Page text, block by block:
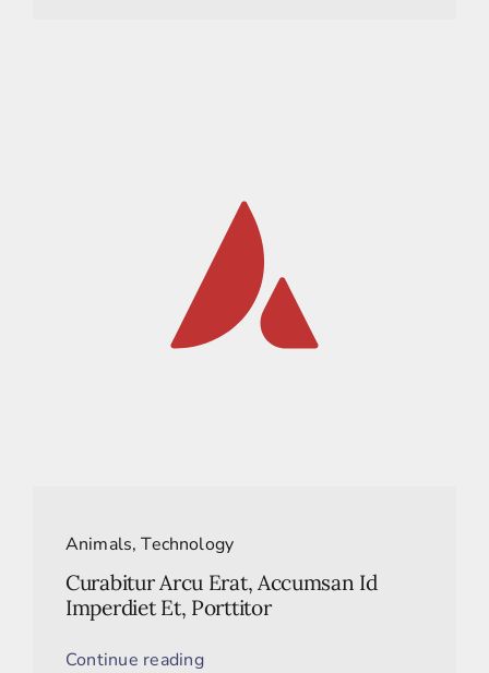
Animals,Technology
Curabitur Arcu Erat, Accumsan Id
Imperdiet Et, Porttitor
Continue reading